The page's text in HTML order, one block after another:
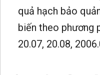
quả hạch bảo
biến theo phương
20.07, 20.08,